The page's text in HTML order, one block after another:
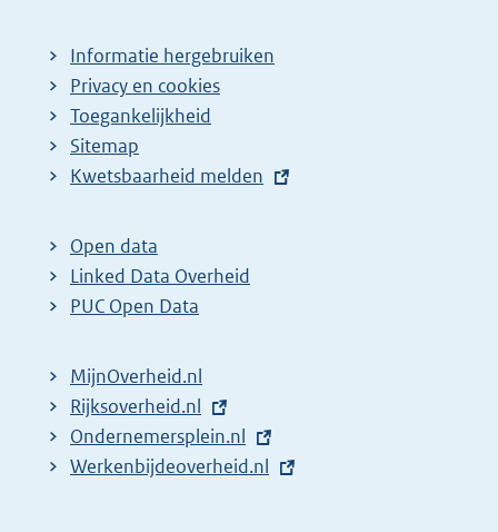
Informatie hergebruiken
Privacy en cookies
Toegankelijkheid
Sitemap
E
t
e
r
l
i
n
k
Kwetsbaarheid melden
Open data
Linked Data Overheid
PUC Open Data
MijnOverheid.nl
E
x
t
Rijksoverheid.nl
E
x
Ondernemersplein.nl
E
Werkenbijdeoverheid.nl